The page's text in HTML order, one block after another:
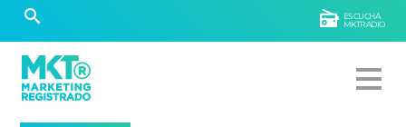
ESCUCHÁ
MKTRADIO